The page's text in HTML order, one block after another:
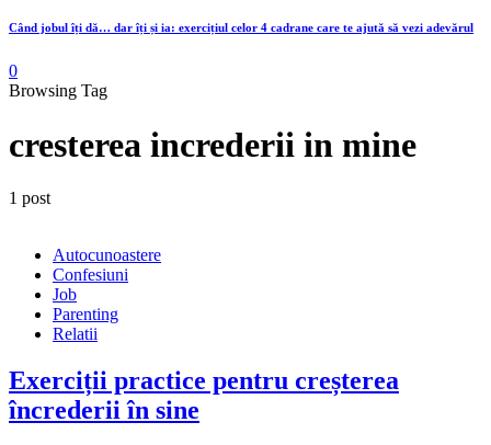
Când jobul îți dă… dar îți și ia: exercițiul celor 4 cadrane care te ajută să vezi adevărul
0
Browsing Tag
cresterea increderii in mine
1 post
Autocunoastere
Confesiuni
Job
Parenting
Relatii
Exerciții practice pentru creșterea
încrederii în sine